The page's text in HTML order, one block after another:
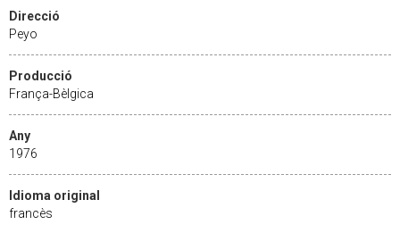
Direcció
Peyo
Producció
França-Bèlgica
Any
1976
Idioma original
francès